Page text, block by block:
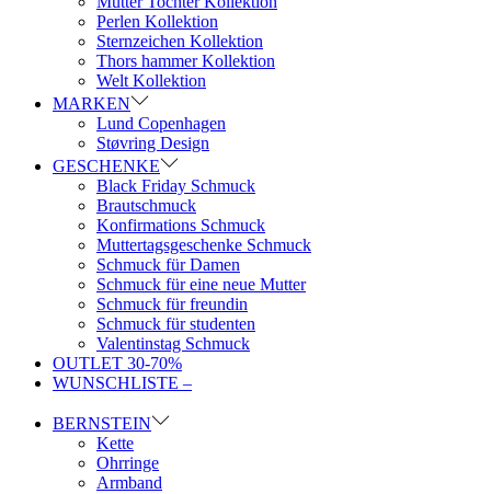
Perlen Kollektion
Sternzeichen Kollektion
Thors hammer Kollektion
Welt Kollektion
MARKEN
Lund Copenhagen
Støvring Design
GESCHENKE
Black Friday Schmuck
Brautschmuck
Konfirmations Schmuck
Muttertagsgeschenke Schmuck
Schmuck für Damen
Schmuck für eine neue Mutter
Schmuck für freundin
Schmuck für studenten
Valentinstag Schmuck
OUTLET 30-70%
WUNSCHLISTE –
BERNSTEIN
Kette
Ohrringe
Armband